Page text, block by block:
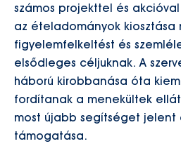
számos projekttel és
az ételadományok kiosztása
figyelemfelkeltést és
elsődleges céljuknak. A
háború kirobbanása óta
fordítanak a menekültek
most újabb segítséget jelent
támogatása.